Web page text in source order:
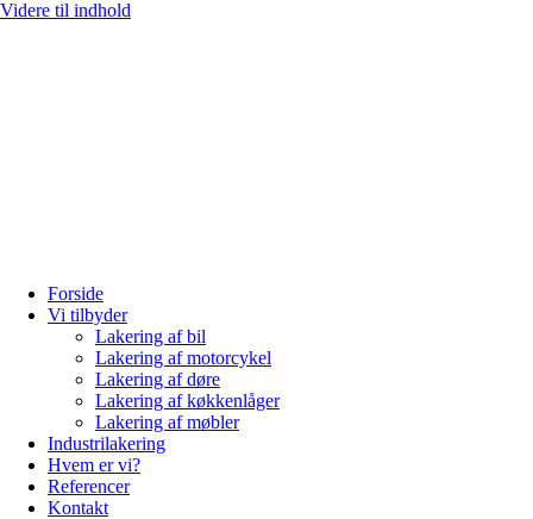
Videre til indhold
Forside
Vi tilbyder
Lakering af bil
Lakering af motorcykel
Lakering af døre
Lakering af køkkenlåger
Lakering af møbler
Industrilakering
Hvem er vi?
Referencer
Kontakt